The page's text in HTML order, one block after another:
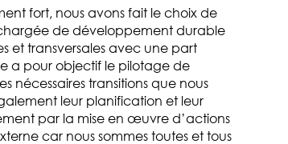
fort, nous avons fait le choix de
de développement durable
et transversales avec une part
a pour objectif le pilotage de
nécessaires transitions que nous
leur planification et leur
par la mise en œuvre d’actions
car nous sommes toutes et tous